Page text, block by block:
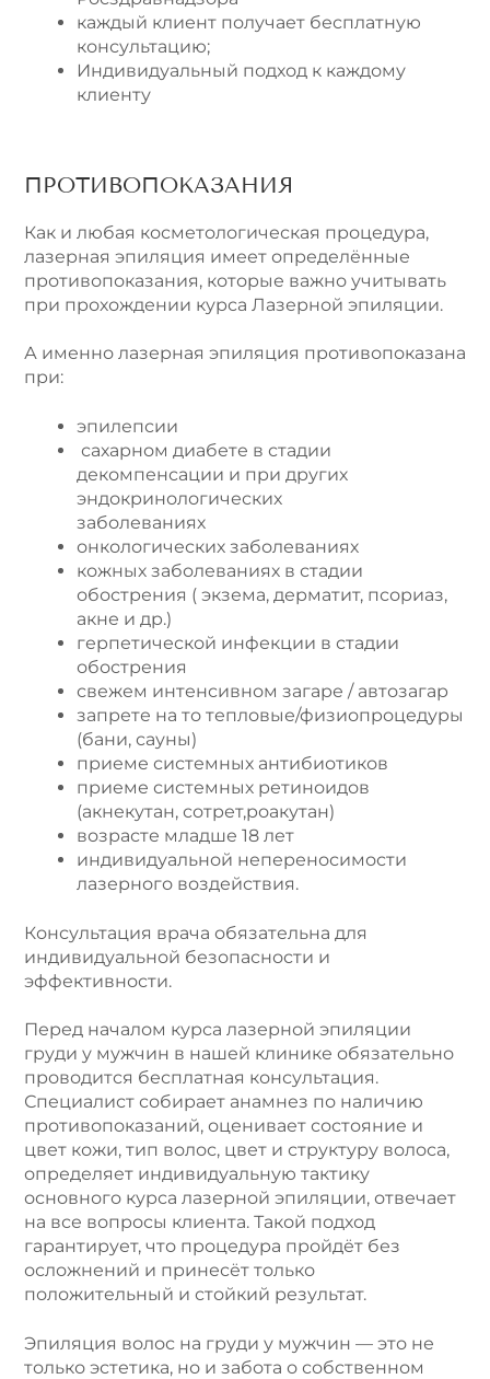
каждый клиент получает бесплатную
консультацию;
Индивидуальный подход к каждому
клиенту
ПРОТИВОПОКАЗАНИЯ
Как и любая косметологическая процедура,
лазерная эпиляция имеет определённые
противопоказания, которые важно учитывать
при прохождении курса Лазерной эпиляции.
А именно лазерная эпиляция противопоказана
при:
эпилепсии
сахарном диабете в стадии
декомпенсации и при других
эндокринологических
заболеваниях
онкологических заболеваниях
кожных заболеваниях в стадии
обострения ( экзема, дерматит, псориаз,
акне и др.)
герпетической инфекции в стадии
обострения
свежем интенсивном загаре / автозагар
запрете на то тепловые/физиопроцедуры
(бани, сауны)
приеме системных антибиотиков
приеме системных ретиноидов
(акнекутан, сотрет,роакутан)
возрасте младше 18 лет
индивидуальной непереносимости
лазерного воздействия.
Консультация врача обязательна для
индивидуальной безопасности и
эффективности.
Перед началом курса лазерной эпиляции
груди у мужчин в нашей клинике обязательно
проводится бесплатная консультация.
Специалист собирает анамнез по наличию
противопоказаний, оценивает состояние и
цвет кожи, тип волос, цвет и структуру волоса,
определяет индивидуальную тактику
основного курса лазерной эпиляции, отвечает
на все вопросы клиента. Такой подход
гарантирует, что процедура пройдёт без
осложнений и принесёт только
положительный и стойкий результат.
Эпиляция волос на груди у мужчин — это не
только эстетика, но и забота о собственном